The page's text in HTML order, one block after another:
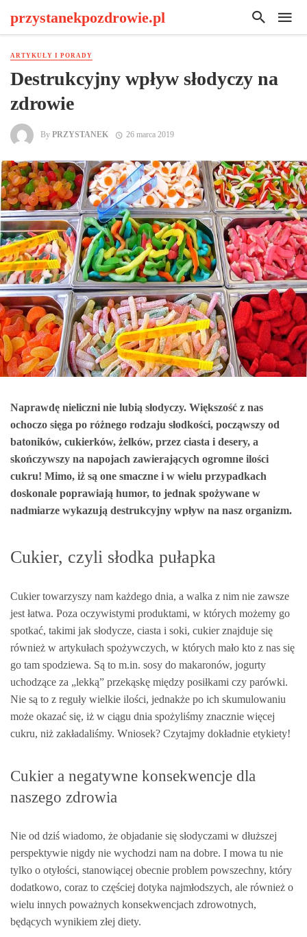
przystanekpozdrowie.pl
ARTYKUŁY I PORADY
Destrukcyjny wpływ słodyczy na
zdrowie
By PRZYSTANEK 26 marca 2019
Naprawdę nieliczni nie lubią słodyczy. Większość z nas
ochoczo sięga po różnego rodzaju słodkości, począwszy od
batoników, cukierków, żelków, przez ciasta i desery, a
skończywszy na napojach zawierających ogromne ilości
cukru! Mimo, iż są one smaczne i w wielu przypadkach
doskonale poprawiają humor, to jednak spożywane w
nadmiarze wykazują destrukcyjny wpływ na nasz organizm.
Cukier, czyli słodka pułapka
Cukier towarzyszy nam każdego dnia, a walka z nim nie zawsze
jest łatwa. Poza oczywistymi produktami, w których możemy go
spotkać, takimi jak słodycze, ciasta i soki, cukier znajduje się
również w artykułach spożywczych, w których mało kto z nas się
go tam spodziewa. Są to m.in. sosy do makaronów, jogurty
uchodzące za „lekką” przekąskę między posiłkami czy parówki.
Nie są to z reguły wielkie ilości, jednakże po ich skumulowaniu
może okazać się, iż w ciągu dnia spożyliśmy znacznie więcej
cukru, niż zakładaliśmy. Wniosek? Czytajmy dokładnie etykiety!
Cukier a negatywne konsekwencje dla
naszego zdrowia
Nie od dziś wiadomo, że objadanie się słodyczami w dłuższej
perspektywie nigdy nie wychodzi nam na dobre. I mowa tu nie
tylko o otyłości, stanowiącej obecnie problem powszechny, który
dodatkowo, coraz to częściej dotyka najmłodszych, ale również o
wielu innych poważnych konsekwencjach zdrowotnych,
będących wynikiem złej diety.